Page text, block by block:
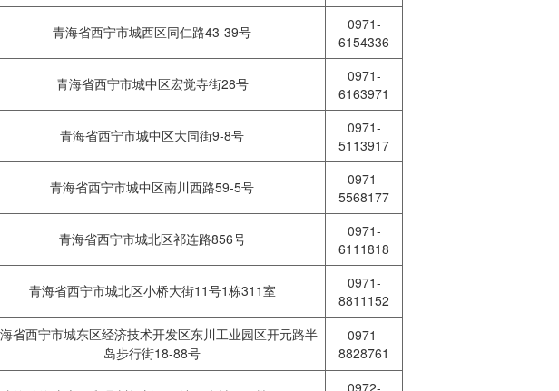
青海省西宁市城西区同仁路43-39号
0971-
6154336
青海省西宁市城中区宏觉寺街28号
0971-
6163971
青海省西宁市城中区大同街9-8号
0971-
5113917
青海省西宁市城中区南川西路59-5号
0971-
5568177
青海省西宁市城北区祁连路856号
0971-
6111818
青海省西宁市城北区小桥大街11号1栋311室
0971-
8811152
省西宁市城东区经济技术开发区东川工业园区开元路半
岛步行街18-88号
0971-
8828761
0972-